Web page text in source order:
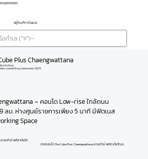
ROOMNAYOO
อยู่ไหนก็หาห้องเจอ
Plus Chaengwattana
ส แจ้งวัฒนะ
อง เขตหลักสี่ กรุงเทพมหานคร 10210
– คอนโด Low-rise ใกล้ถนน
ลบ. ห่างศูนย์ราชการเพียง 5 นาที มีฟิตเนส
Space
(เดอะคิวบ์ พลัส แจ้งวัฒนะ)
ขายคอนโด The Cube Plus Chaengwattana (เดอะคิวบ์ พลัส แจ้งวัฒนะ)